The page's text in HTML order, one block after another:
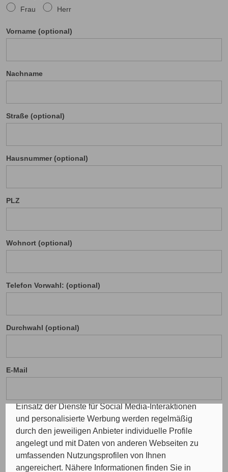
Cookie Einstellungen
Verbesserung der Nutzererfahrung, Analysen des
das Kunde wirbt Kunde-Programm, die Affiliate-
Programme sowie für personalisierte Werbung.
Einsatz der Dienste für Social Media-Interaktionen
und personalisierte Werbung werden regelmäßig
durch den jeweiligen Anbieter individuelle Profile
angelegt und mit Daten von anderen Webseiten zu
umfassenden Nutzungsprofilen von Ihnen
angereichert. Nähere Informationen finden Sie in
Frau
Herr
Vorname (optional)
Nachname
Straße (optional)
Hausnummer (optional)
PLZ
Wohnort (optional)
Telefon Vorwahl: (optional)
Durchwahl (optional)
E-Mail
Ihre Nachricht